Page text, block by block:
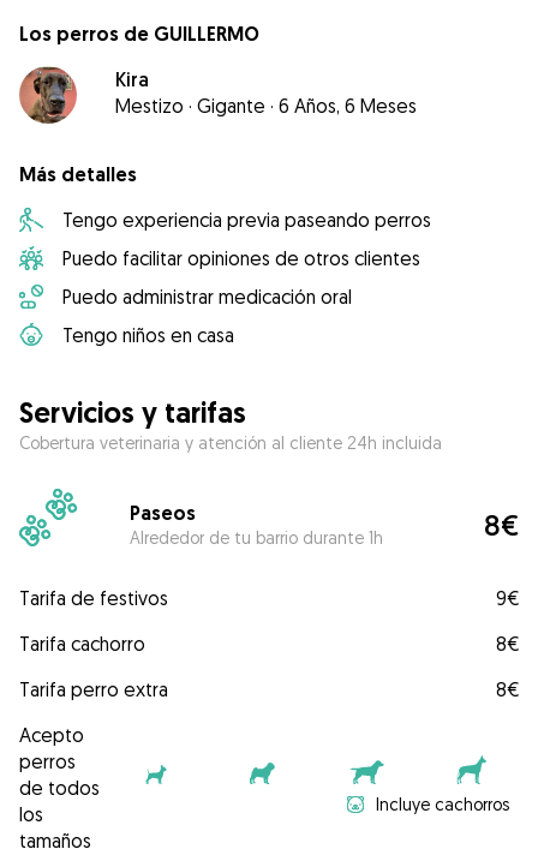
Los perros de GUILLERMO
Kira
Mestizo · Gigante · 6 Años, 6 Meses
Más detalles
Tengo experiencia previa paseando perros
Puedo facilitar opiniones de otros clientes
Puedo administrar medicación oral
Tengo niños en casa
Servicios y tarifas
Cobertura veterinaria y atención al cliente 24h incluida
Paseos
Alrededor de tu barrio durante 1h 8€
Tarifa de festivos
9€
Tarifa cachorro
8€
Tarifa perro extra
8€
Acepto
perros
de todos
los
tamaños
Incluye cachorros